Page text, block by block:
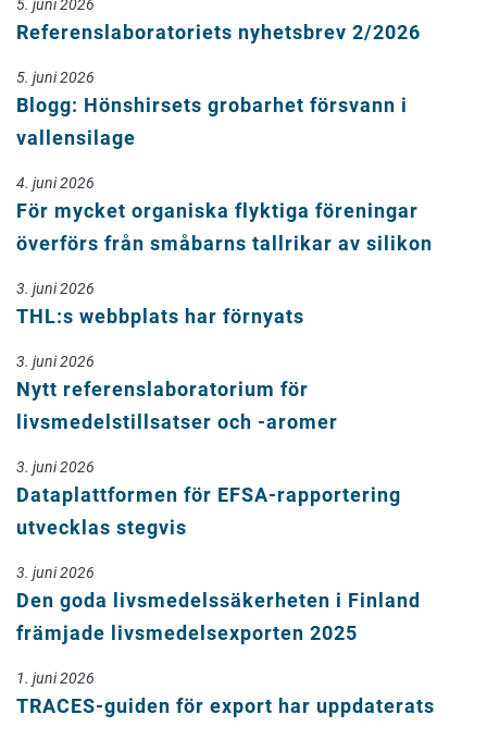
5. juni 2026
Referenslaboratoriets nyhetsbrev 2/2026
5. juni 2026
Blogg: Hönshirsets grobarhet försvann i
vallensilage
4. juni 2026
För mycket organiska flyktiga föreningar
överförs från småbarns tallrikar av silikon
3. juni 2026
THL:s webbplats har förnyats
3. juni 2026
Nytt referenslaboratorium för
livsmedelstillsatser och -aromer
3. juni 2026
Dataplattformen för EFSA-rapportering
utvecklas stegvis
3. juni 2026
Den goda livsmedelssäkerheten i Finland
främjade livsmedelsexporten 2025
1. juni 2026
TRACES-guiden för export har uppdaterats